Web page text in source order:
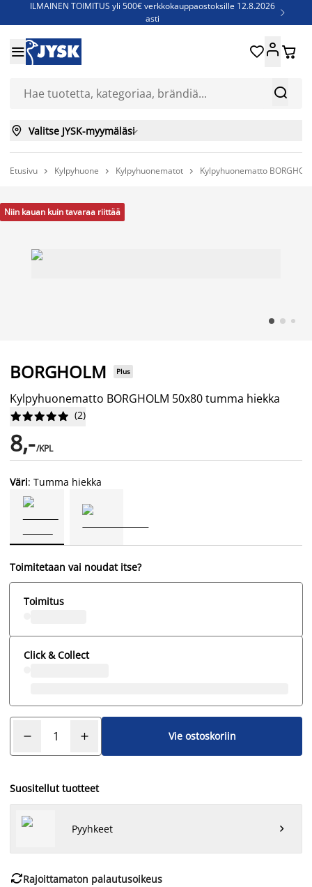
ILMAINEN TOIMITUS yli 500€ verkkokauppaostoksille 12.8.2026
asti

Jenkkisänkyjä - Säästä jopa 60%


 
 Valitse JYSK-myymäläsi
Etusivu  Kylpyhuone  Kylpyhuonematot  Kylpyhuonematto
Niin kauan kuin tavaraa riittää
BORGHOLM Plus
Kylpyhuonematto BORGHOLM 50x80 tumma hiekka





 (2)
8,-/KPL
Väri: Tumma hiekka
Toimitetaan vai noudat itse?
Toimitus
Click & Collect
Vie ostoskoriin
Suositellut tuotteet
Pyyhkeet 
Rajoittamaton palautusoikeus